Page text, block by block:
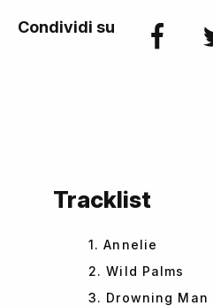
Condividi su
Tracklist
1. Annelie
2. Wild Palms
3. Drowning Man